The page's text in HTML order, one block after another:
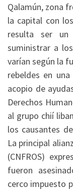
Qalamún, zona
la capital con
resulta ser un
suministrar a
varían según la
rebeldes en
acopio de
Derechos
al grupo chií
los causantes
La principal
(CNFROS)
fueron
cerco impuesto